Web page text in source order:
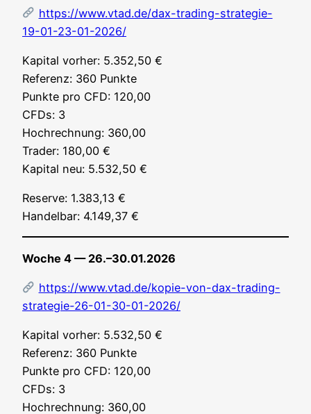
https://www.vtad.de/dax-trading-strategie-
19-01-23-01-2026/
Kapi­tal vor­her: 5.352,50 €
Refe­renz: 360 Punk­te
Punk­te pro CFD: 120,00
CFDs: 3
Hoch­rech­nung: 360,00
Trader: 180,00 €
Kapi­tal neu: 5.532,50 €
Reser­ve: 1.383,13 €
Han­del­bar: 4.149,37 €
Woche 4 — 26.–30.01.2026
https://www.vtad.de/kopie-von-dax-trading-
strategie-26-01-30-01-2026/
Kapi­tal vor­her: 5.532,50 €
Refe­renz: 360 Punk­te
Punk­te pro CFD: 120,00
CFDs: 3
Hoch­rech­nung: 360,00